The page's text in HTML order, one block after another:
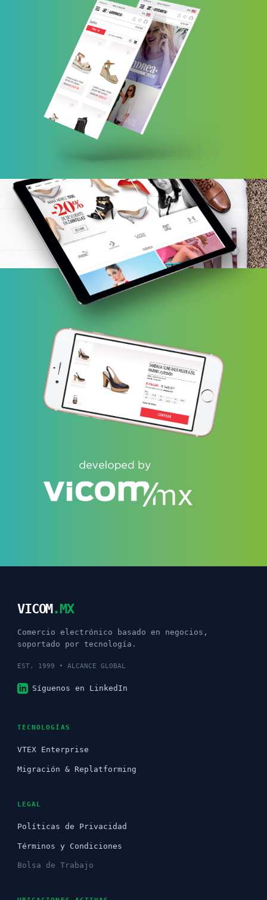
VICOM .MX
Comercio electrónico basado en negocios,
soportado por tecnología.
EST. 1999 • ALCANCE GLOBAL
Síguenos en LinkedIn
TECNOLOGÍAS
VTEX Enterprise
Migración & Replatforming
LEGAL
Políticas de Privacidad
Términos y Condiciones
Bolsa de Trabajo